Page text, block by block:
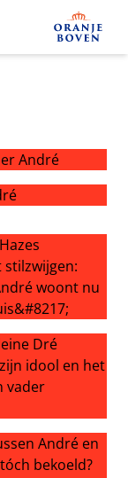
Monique sinds
verbreekt
en André
Dré ontmoet